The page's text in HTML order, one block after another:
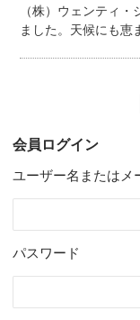
（株）ウェンティ
ました。天候にも恵
会員ログイン
ユーザー名またはメ
パスワード